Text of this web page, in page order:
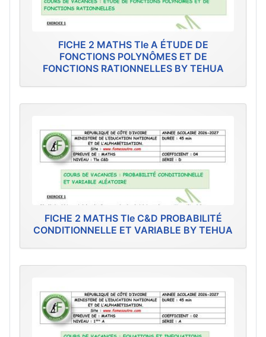
FICHE 2 MATHS Tle A ÉTUDE DE
FONCTIONS POLYNÔMES ET DE
FONCTIONS RATIONNELLES BY TEHUA
FICHE 2 MATHS Tle C&D PROBABILITÉ
CONDITIONNELLE ET VARIABLE BY TEHUA